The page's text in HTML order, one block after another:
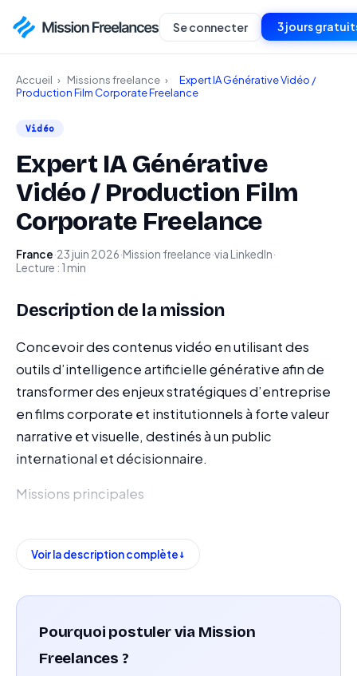
Se connecter 3 jours
Accueil › Missions freelance ›
Expert IA Générative Vidéo /
Production Film Corporate Freelance
Vidéo
Expert IA Générative
Vidéo / Production Film
Corporate Freelance
France·23 juin 2026·Mission freelance·via LinkedIn·
Lecture : 1 min
Description de la mission
Concevoir des contenus vidéo en utilisant des
outils d’intelligence artificielle générative afin de
transformer des enjeux stratégiques d’entreprise
en films corporate et institutionnels à forte valeur
narrative et visuelle, destinés à un public
international et décisionnaire.
Missions principales
vidéo via des outils d’IA générative, de la phase de
concept jusqu’au rendu final
Structurer la narration visuelle pour traduire des
concepts business complexes en récits clairs et
immersifs
Voir la description complète
Pourquoi postuler via Mission
Freelances ?